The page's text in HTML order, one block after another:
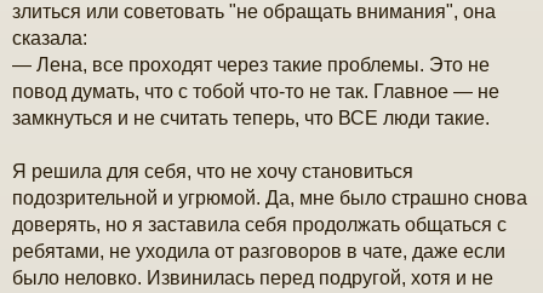
злиться или советовать "не обращать внимания", она
сказала:
— Лена, все проходят через такие проблемы. Это не
повод думать, что с тобой что-то не так. Главное — не
замкнуться и не считать теперь, что ВСЕ люди такие.
Я решила для себя, что не хочу становиться
подозрительной и угрюмой. Да, мне было страшно снова
доверять, но я заставила себя продолжать общаться с
ребятами, не уходила от разговоров в чате, даже если
было неловко. Извинилась перед подругой, хотя и не